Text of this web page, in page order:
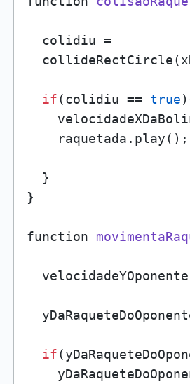
  colidiu =
if(colidiu == true
    raquetada.play();
  }
}
function
if